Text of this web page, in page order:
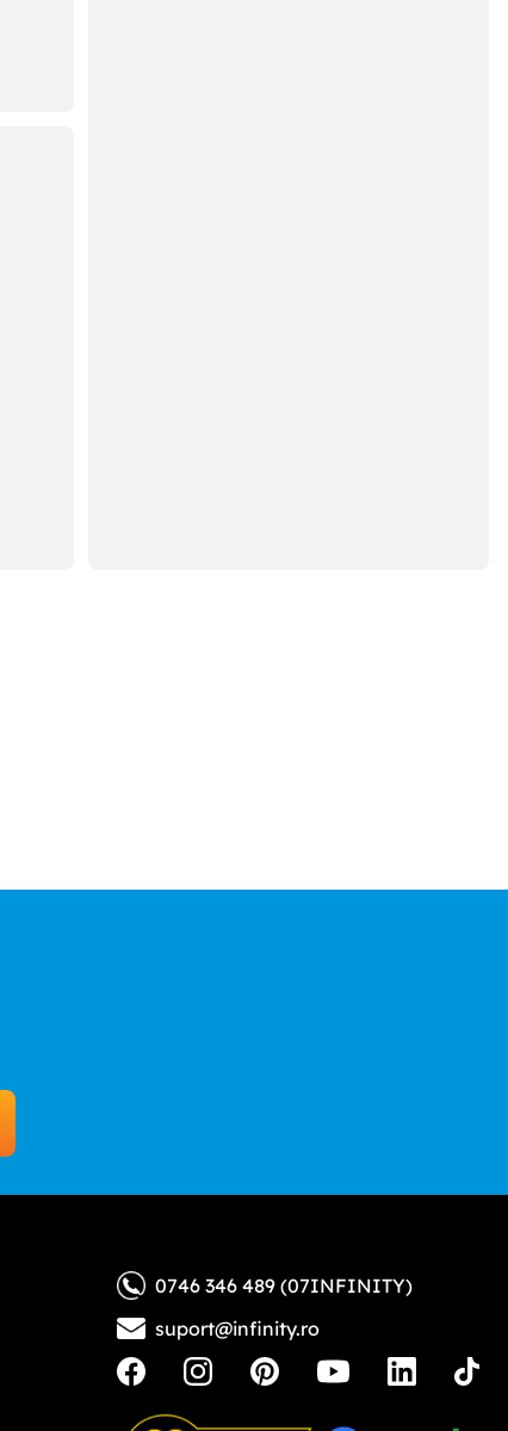
0746 346 489 (07INFINITY)
suport@infinity.ro